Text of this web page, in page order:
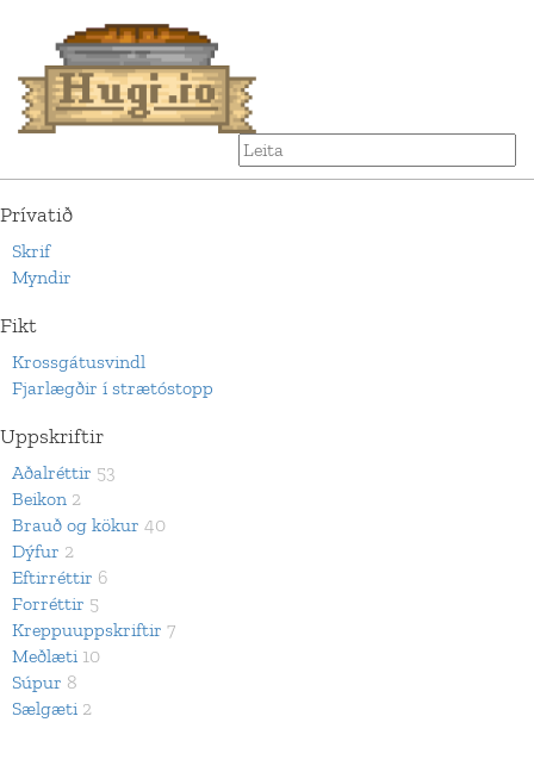
Prívatið
Skrif
Myndir
Fikt
Krossgátusvindl
Fjarlægðir í strætóstopp
Uppskriftir
Aðalréttir 53
Beikon 2
Brauð og kökur 40
Dýfur 2
Eftirréttir 6
Forréttir 5
Kreppuuppskriftir 7
Meðlæti 10
Súpur 8
Sælgæti 2